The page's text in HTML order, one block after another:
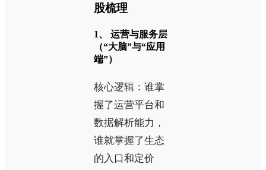
股梳理
1、 运营与服务层
（“大脑”与“应用
端”）
核心逻辑：谁掌
握了运营平台和
数据解析能力，
谁就掌握了生态
的入口和定价